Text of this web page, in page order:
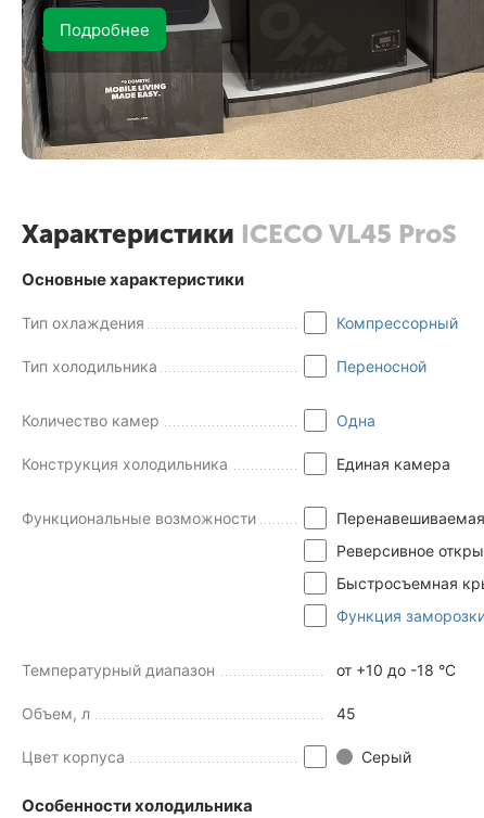
Подробнее
Характеристики ICECO VL45 ProS
Основные характеристики
Тип охлаждения Компрессорный
Тип холодильника Переносной
Количество камер Одна
Конструкция холодильника Единая камера
Функциональные возможности
Реверсивное
Быстросъемная
Функция
Температурный диапазон от +10 до -18 °C
Объем, л 45
Цвет корпуса Серый
Особенности холодильника